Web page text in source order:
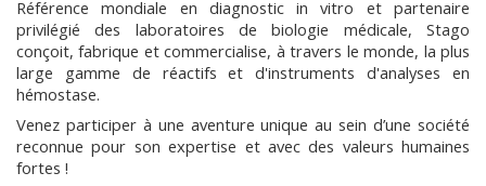
Référence mondiale en diagnostic in vitro et partenaire
privilégié des laboratoires de biologie médicale, Stago
conçoit, fabrique et commercialise, à travers le monde, la plus
large gamme de réactifs et d'instruments d'analyses en
hémostase.
Venez participer à une aventure unique au sein d’une société
reconnue pour son expertise et avec des valeurs humaines
fortes !